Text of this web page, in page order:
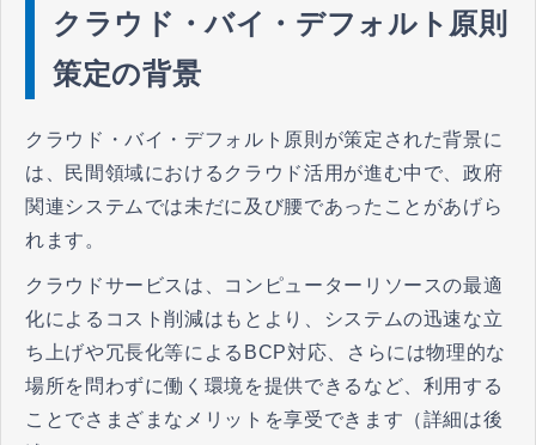
クラウド・バイ・デフォルト原則
策定の背景
クラウド・バイ・デフォルト原則が策定された背景に
は、民間領域におけるクラウド活用が進む中で、政府
関連システムでは未だに及び腰であったことがあげら
れます。
クラウドサービスは、コンピューターリソースの最適
化によるコスト削減はもとより、システムの迅速な立
ち上げや冗長化等によるBCP対応、さらには物理的な
場所を問わずに働く環境を提供できるなど、利用する
ことでさまざまなメリットを享受できます（詳細は後